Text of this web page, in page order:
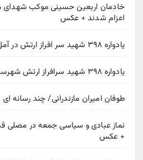
خادمان اربعین حسینی موکب شهدای
اعزام شدند + عکس
یادواره ۳۹۸ شهید سر افراز ارتش در آمل برگزار شد + عکس
یادواره ۳۹۸ شهید سرافراز ارتش شهرستان هزارسنگر آمل
طوفان امیران مازندرانی/ چند رسانه ای
نماز عبادی و سیاسی جمعه در مصلی
+ عکس